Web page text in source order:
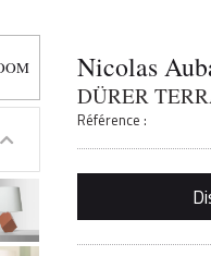
Nicolas
DÜRER
Référence :